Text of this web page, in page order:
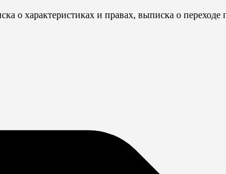
о характеристиках и правах, выписка о переходе